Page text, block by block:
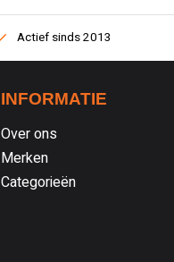
Actief sinds 2013
INFORMATIE
Over ons
Merken
Categorieën